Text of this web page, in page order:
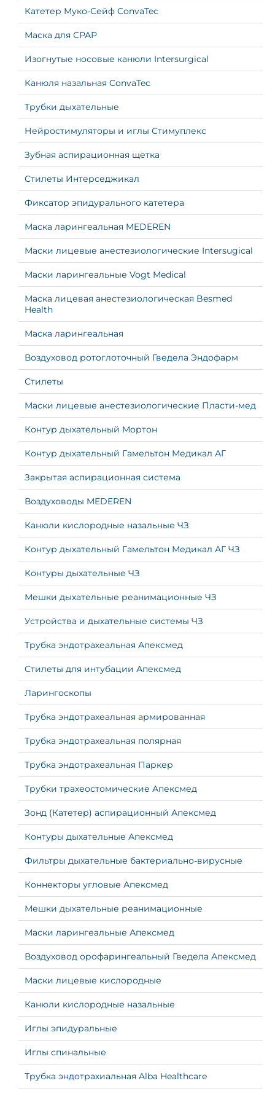
Катетер Муко-Сейф ConvaTec
Маска для СРАР
Изогнутые носовые канюли Intersurgical
Канюля назальная ConvaTec
Трубки дыхательные
Нейростимуляторы и иглы Стимуплекс
Зубная аспирационная щетка
Стилеты Интерседжикал
Фиксатор эпидурального катетера
Маска ларингеальная MEDEREN
Маски лицевые анестезиологические Intersugical
Маски ларингеальные Vogt Medical
Маска лицевая анестезиологическая Besmed
Health
Маска ларингеальная
Воздуховод ротоглоточный Гведела Эндофарм
Стилеты
Маски лицевые анестезиологические Пласти-мед
Контур дыхательный Мортон
Контур дыхательный Гамельтон Медикал АГ
Закрытая аспирационная система
Воздуховоды MEDEREN
Канюли кислородные назальные ЧЗ
Контур дыхательный Гамельтон Медикал АГ ЧЗ
Контуры дыхательные ЧЗ
Мешки дыхательные реанимационные ЧЗ
Устройства и дыхательные системы ЧЗ
Трубка эндотрахеальная Апексмед
Стилеты для интубации Апексмед
Ларингоскопы
Трубка эндотрахеальная армированная
Трубка эндотрахеальная полярная
Трубка эндотрахеальная Паркер
Трубки трахеостомические Апексмед
Зонд (Катетер) аспирационный Апексмед
Контуры дыхательные Апексмед
Фильтры дыхательные бактериально-вирусные
Коннекторы угловые Апексмед
Мешки дыхательные реанимационные
Маски ларингеальные Апексмед
Воздуховод орофарингеальный Гведела Апексмед
Маски лицевые кислородные
Канюли кислородные назальные
Иглы эпидуральные
Иглы спинальные
Трубка эндотрахиальная Alba Healthcare